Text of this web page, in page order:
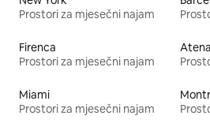
Prostori za mjesečni najam
Firenca
Prostori za mjesečni najam
Atena
Miami
Prostori za mjesečni najam